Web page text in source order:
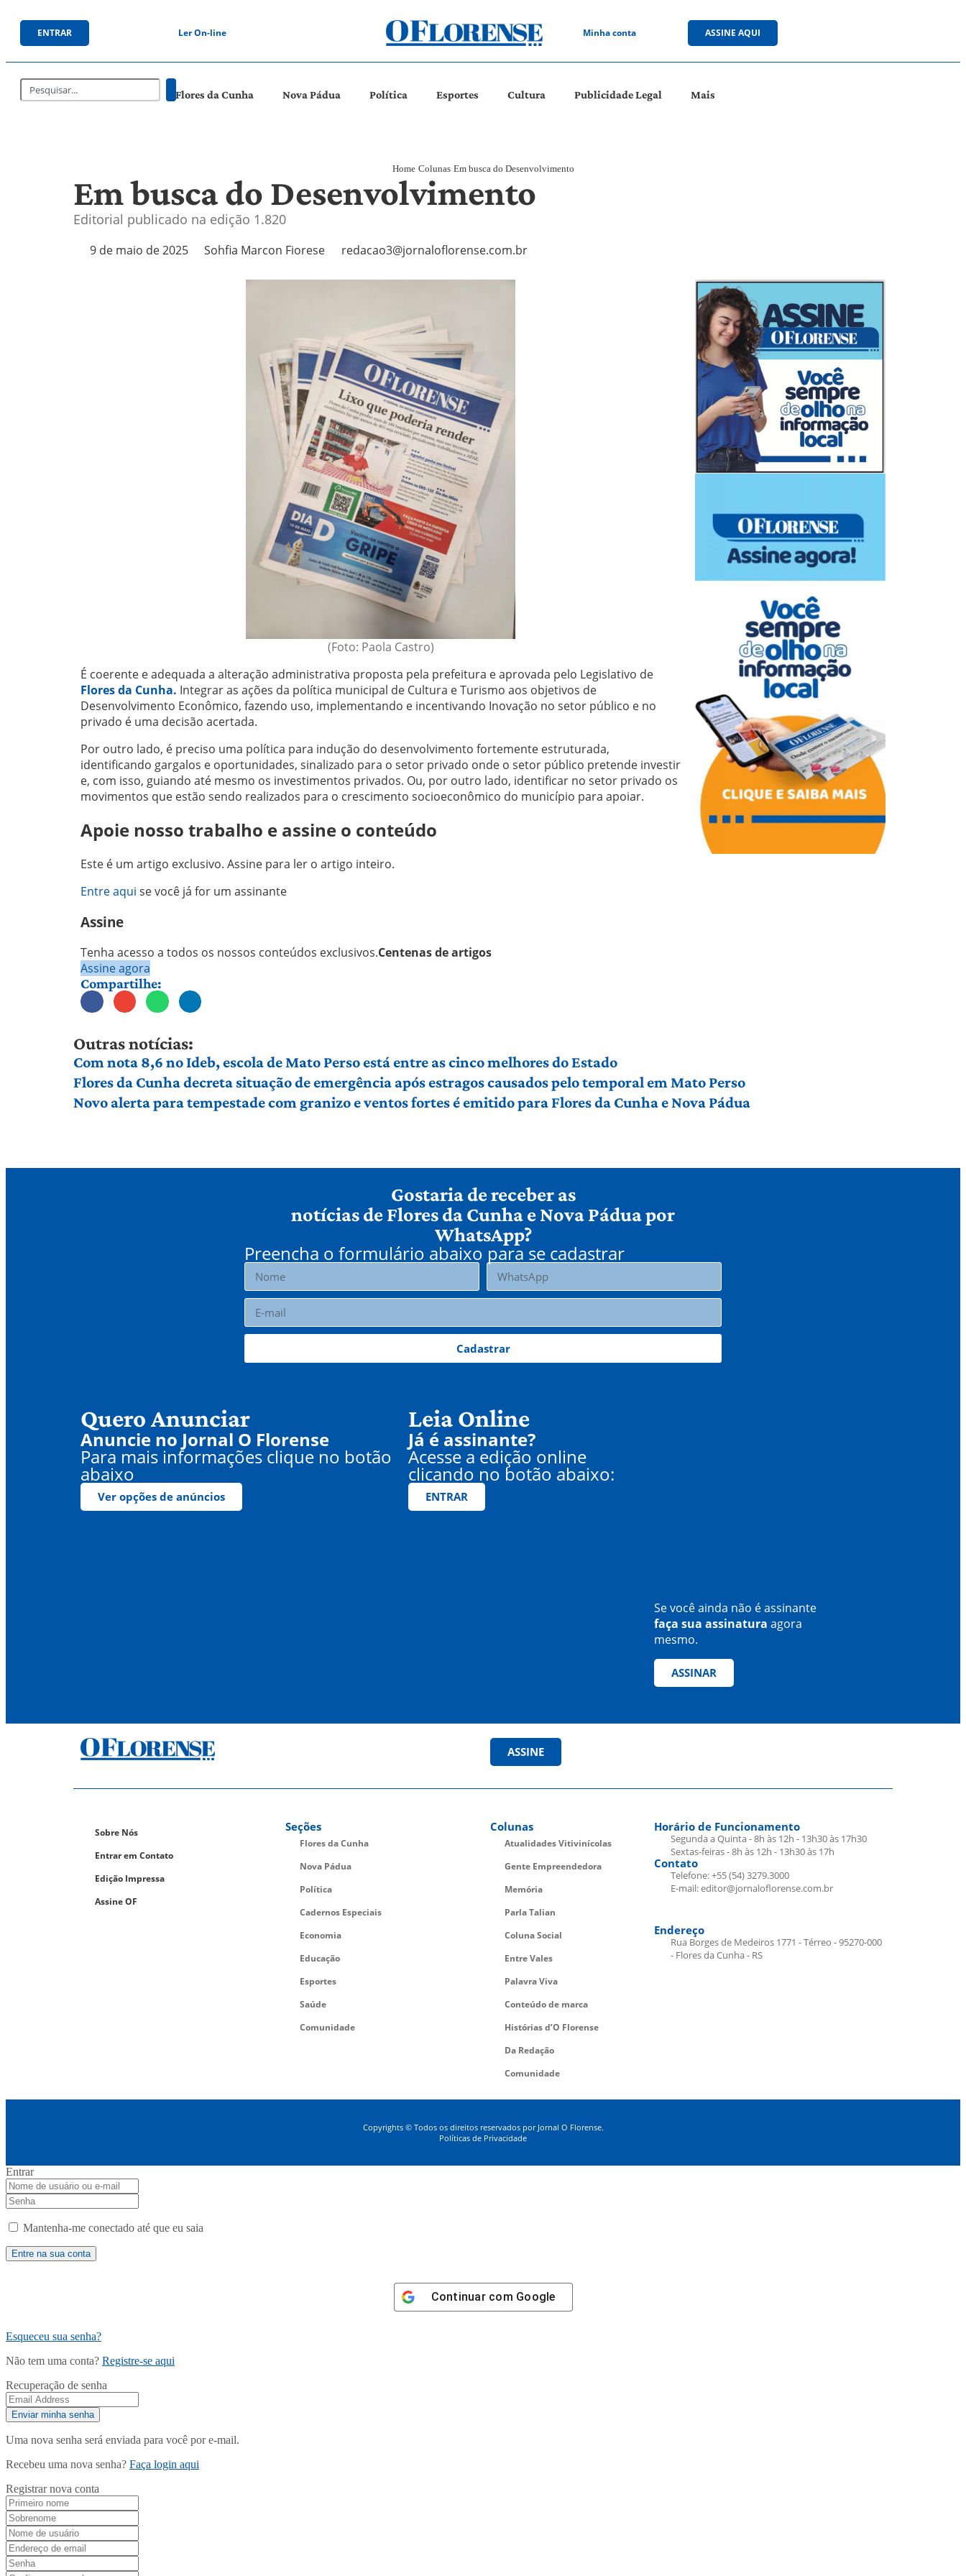
ENTRAR Ler On-line Minha conta ASSINE AQUI
Flores da Cunha Nova Pádua Política Esportes Cultura Publicidade Legal Mais
Home Colunas Em busca do Desenvolvimento
Em busca do Desenvolvimento
Editorial publicado na edição 1.820
9 de maio de 2025 Sohfia Marcon Fiorese redacao3@jornaloflorense.com.br
(Foto: Paola Castro)
É coerente e adequada a alteração administrativa proposta pela prefeitura e aprovada pelo Legislativo de
Flores da Cunha. Integrar as ações da política municipal de Cultura e Turismo aos objetivos de
Desenvolvimento Econômico, fazendo uso, implementando e incentivando Inovação no setor público e no
privado é uma decisão acertada.
Por outro lado, é preciso uma política para indução do desenvolvimento fortemente estruturada,
identificando gargalos e oportunidades, sinalizado para o setor privado onde o setor público pretende investir
e, com isso, guiando até mesmo os investimentos privados. Ou, por outro lado, identificar no setor privado os
movimentos que estão sendo realizados para o crescimento socioeconômico do município para apoiar.
Apoie nosso trabalho e assine o conteúdo
Este é um artigo exclusivo. Assine para ler o artigo inteiro.
Entre aqui se você já for um assinante
Assine
Tenha acesso a todos os nossos conteúdos exclusivos.Centenas de artigos
Assine agora
Compartilhe:
Outras notícias:
Com nota 8,6 no Ideb, escola de Mato Perso está entre as cinco melhores do Estado
Flores da Cunha decreta situação de emergência após estragos causados pelo temporal em Mato Perso
Novo alerta para tempestade com granizo e ventos fortes é emitido para Flores da Cunha e Nova Pádua
Gostaria de receber as
notícias de Flores da Cunha e Nova Pádua por
WhatsApp?
Preencha o formulário abaixo para se cadastrar
Cadastrar
Quero Anunciar
Anuncie no Jornal O Florense
Para mais informações clique no botão
abaixo
Ver opções de anúncios
Leia Online
Já é assinante?
Acesse a edição online
clicando no botão abaixo:
ENTRAR
Se você ainda não é assinante
faça sua assinatura agora
mesmo.
ASSINAR
ASSINE
Sobre Nós
Entrar em Contato
Edição Impressa
Assine OF
Seções
Flores da Cunha
Nova Pádua
Política
Cadernos Especiais
Economia
Educação
Esportes
Saúde
Comunidade
Colunas
Atualidades Vitivinícolas
Gente Empreendedora
Memória
Parla Talian
Coluna Social
Entre Vales
Palavra Viva
Conteúdo de marca
Histórias d’O Florense
Da Redação
Comunidade
Horário de Funcionamento
Segunda a Quinta - 8h às 12h - 13h30 às 17h30
Sextas-feiras - 8h às 12h - 13h30 às 17h
Contato
Telefone: +55 (54) 3279.3000
E-mail: editor@jornaloflorense.com.br
Endereço
Rua Borges de Medeiros 1771 - Térreo - 95270-000
- Flores da Cunha - RS
Copyrights © Todos os direitos reservados por Jornal O Florense.
Políticas de Privacidade
Entrar
Mantenha-me conectado até que eu saia
Continuar com Google
Esqueceu sua senha?
Não tem uma conta? Registre-se aqui
Recuperação de senha
Uma nova senha será enviada para você por e-mail.
Recebeu uma nova senha? Faça login aqui
Registrar nova conta